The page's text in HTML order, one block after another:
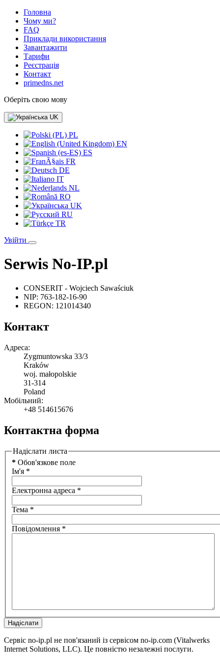
Головна
Чому ми?
FAQ
Приклади використання
Завантажити
Тарифи
Реєстрація
Контакт
primedns.net
Оберіть свою мову
UK
PL
EN
ES
FR
DE
IT
NL
RO
UK
RU
TR
Увійти
Serwis No-IP.pl
CONSERIT - Wojciech Sawaściuk
NIP: 763-182-16-90
REGON: 121014340
Контакт
Адреса:
Zygmuntowska 33/3
Kraków
woj. małopolskie
31-314
Poland
Мобільний:
+48 514615676
Контактна форма
Надіслати листа
* Обов'язкове поле
Ім'я *
Електронна адреса *
Тема *
Повідомлення *
Надіслати
Сервіс no-ip.pl не пов'язаний із сервісом no-ip.com (Vitalwerks
Internet Solutions, LLC). Це повністю незалежні послуги.